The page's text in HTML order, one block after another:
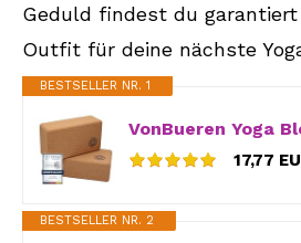
Geduld findest du
Outfit für deine nächste
BESTSELLER NR. 1
17,77
BESTSELLER NR. 2